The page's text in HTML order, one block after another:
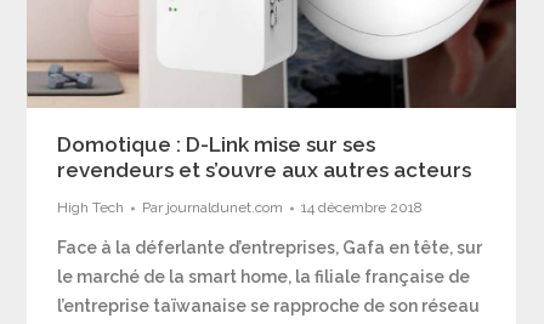
Domotique : D-Link mise sur ses
revendeurs et s’ouvre aux autres acteurs
High Tech Par journaldunet.com 14 décembre 2018
Face à la déferlante d’entreprises, Gafa en tête, sur
le marché de la smart home, la filiale française de
l’entreprise taïwanaise se rapproche de son réseau